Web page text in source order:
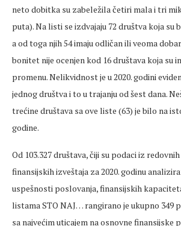
neto dobitka su zabeležila četiri mala i tri
puta). Na listi se izdvajaju 72 društva koja su
a od toga njih 54 imaju odličan ili veoma
bonitet nije ocenjen kod 16 društava koja su
promenu. Nelikvidnost je u 2020. godini
jednog društva i to u trajanju od šest dana.
trećine društava sa ove liste (63) je bilo na
godine.
Od 103.327 društava, čiji su podaci iz
finansijskih izveštaja za 2020. godinu
uspešnosti poslovanja, finansijskih
listama STO NAJ… rangirano je ukupno 349
sa najvećim uticajem na osnovne finansijske